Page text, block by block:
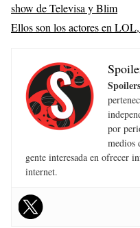
show de Televisa y Blim
Ellos son los actores en
por
medios
gente interesada en ofrecer
internet.